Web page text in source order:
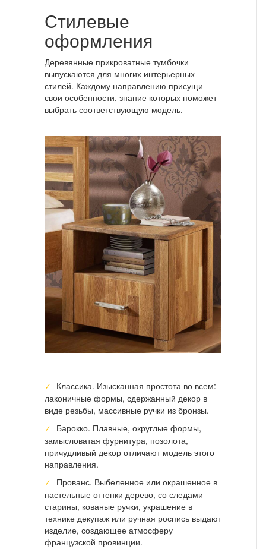
Стилевые
оформления
Деревянные прикроватные тумбочки
выпускаются для многих интерьерных
стилей. Каждому направлению присущи
свои особенности, знание которых поможет
выбрать соответствующую модель.
Классика. Изысканная простота во всем:
лаконичные формы, сдержанный декор в
виде резьбы, массивные ручки из бронзы.
Барокко. Плавные, округлые формы,
замысловатая фурнитура, позолота,
причудливый декор отличают модель этого
направления.
Прованс. Выбеленное или окрашенное в
пастельные оттенки дерево, со следами
старины, кованые ручки, украшение в
технике декупаж или ручная роспись выдают
изделие, создающее атмосферу
французской провинции.